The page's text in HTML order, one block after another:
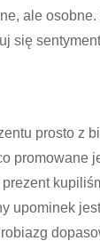
ale
się
prosto z
promowane
upominek